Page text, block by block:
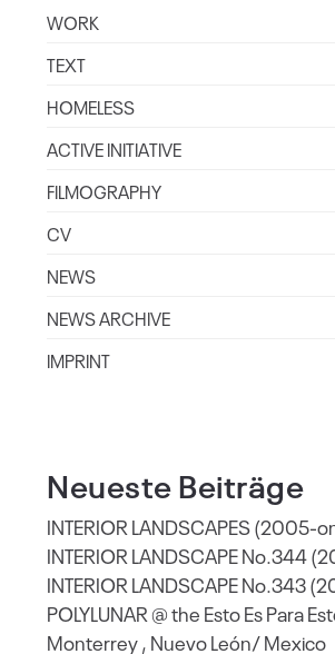
WORK
TEXT
HOMELESS
ACTIVE INITIATIVE
FILMOGRAPHY
CV
NEWS
NEWS ARCHIVE
IMPRINT
Neueste Beiträge
INTERIOR LANDSCAPES (2005-
INTERIOR LANDSCAPE No.344
INTERIOR LANDSCAPE No.343
POLYLUNAR @ the Esto Es Para
Monterrey , Nuevo León/ Mexico